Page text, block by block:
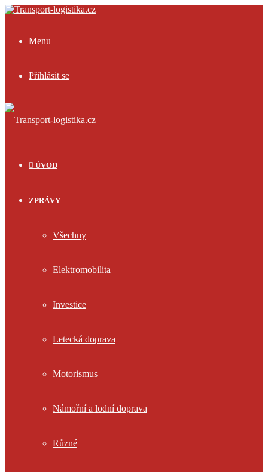
Menu
Přihlásit se
ÚVOD
ZPRÁVY
Všechny
Elektromobilita
Investice
Letecká doprava
Motorismus
Námořní a lodní doprava
Různé